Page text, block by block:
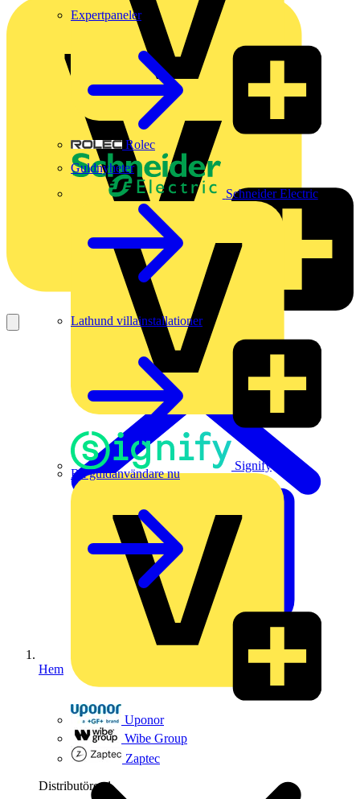
Rolec
Schneider Electric
Signify
Uponor
Wibe Group
Zaptec
Distributörer 1
Expertpaneler
Guldnyheter
Lathund villainstallationer
Bli guldanvändare nu
Hem